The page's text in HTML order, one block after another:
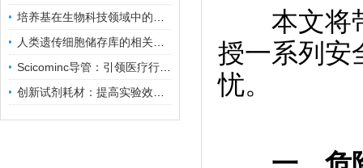
本文将带
授一系列安
忧。